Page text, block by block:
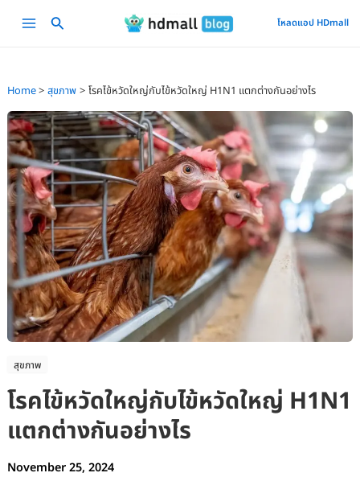
Main
โหลดแอป HDmall
Home สุขภาพ โรคไข้หวัดใหญ่กับไข้หวัดใหญ่ H1N1 แตกต่างกันอย่างไร
สุขภาพ
โรคไข้หวัดใหญ่กับไข้หวัดใหญ่ H1N1
แตกต่างกันอย่างไร
November 25, 2024